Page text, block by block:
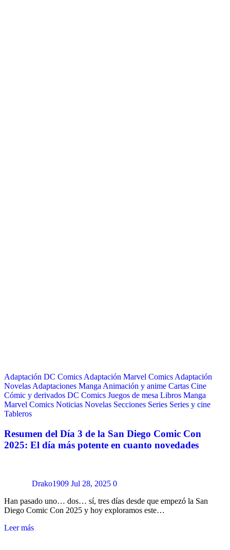
Adaptación DC ComicsAdaptación Marvel ComicsAdaptación
NovelasAdaptaciones MangaAnimación y anime Cartas Cine
Cómic y derivados DC Comics Juegos de mesa Libros Manga
Marvel Comics Noticias Novelas Secciones Series Series y cine
Tableros
Resumen del Día 3 de la San Diego Comic Con
2025: El día más potente en cuanto novedades
Drako1909 Jul 28, 2025 0
Han pasado uno… dos… sí, tres días desde que empezó la San
Diego Comic Con 2025 y hoy exploramos este…
Leer más